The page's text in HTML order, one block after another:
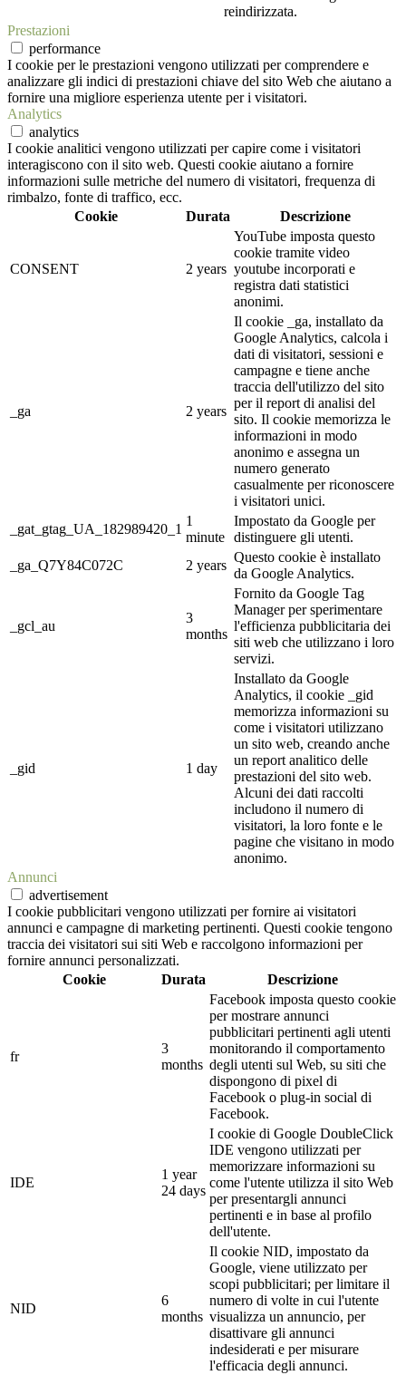
reindirizzata.
Prestazioni
performance
I cookie per le prestazioni vengono utilizzati per comprendere e
analizzare gli indici di prestazioni chiave del sito Web che aiutano a
fornire una migliore esperienza utente per i visitatori.
Analytics
analytics
I cookie analitici vengono utilizzati per capire come i visitatori
interagiscono con il sito web. Questi cookie aiutano a fornire
informazioni sulle metriche del numero di visitatori, frequenza di
rimbalzo, fonte di traffico, ecc.
Cookie
Durata Descrizione
CONSENT 2 years
YouTube imposta questo
cookie tramite video
youtube incorporati e
registra dati statistici
anonimi.
_ga 2 years
Il cookie _ga, installato da
Google Analytics, calcola i
dati di visitatori, sessioni e
campagne e tiene anche
traccia dell'utilizzo del sito
per il report di analisi del
sito. Il cookie memorizza le
informazioni in modo
anonimo e assegna un
numero generato
casualmente per riconoscere
i visitatori unici.
_gat_gtag_UA_182989420_1
1
minute
Impostato da Google per
distinguere gli utenti.
_ga_Q7Y84C072C
2 years
Questo cookie è installato
da Google Analytics.
_gcl_au
3
months
Fornito da Google Tag
Manager per sperimentare
l'efficienza pubblicitaria dei
siti web che utilizzano i loro
servizi.
_gid 1 day
Installato da Google
Analytics, il cookie _gid
memorizza informazioni su
come i visitatori utilizzano
un sito web, creando anche
un report analitico delle
prestazioni del sito web.
Alcuni dei dati raccolti
includono il numero di
visitatori, la loro fonte e le
pagine che visitano in modo
anonimo.
Annunci
advertisement
I cookie pubblicitari vengono utilizzati per fornire ai visitatori
annunci e campagne di marketing pertinenti. Questi cookie tengono
traccia dei visitatori sui siti Web e raccolgono informazioni per
fornire annunci personalizzati.
Cookie
Durata Descrizione
fr
3
months
Facebook imposta questo cookie
per mostrare annunci
pubblicitari pertinenti agli utenti
monitorando il comportamento
degli utenti sul Web, su siti che
dispongono di pixel di
Facebook o plug-in social di
Facebook.
IDE
1 year
24 days
I cookie di Google DoubleClick
IDE vengono utilizzati per
memorizzare informazioni su
come l'utente utilizza il sito Web
per presentargli annunci
pertinenti e in base al profilo
dell'utente.
NID
6
months
Il cookie NID, impostato da
Google, viene utilizzato per
scopi pubblicitari; per limitare il
numero di volte in cui l'utente
visualizza un annuncio, per
disattivare gli annunci
indesiderati e per misurare
l'efficacia degli annunci.